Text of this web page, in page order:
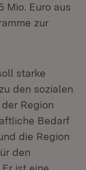
Mio. Euro aus
zur
starke
den sozialen
Region
Bedarf
die Region
den